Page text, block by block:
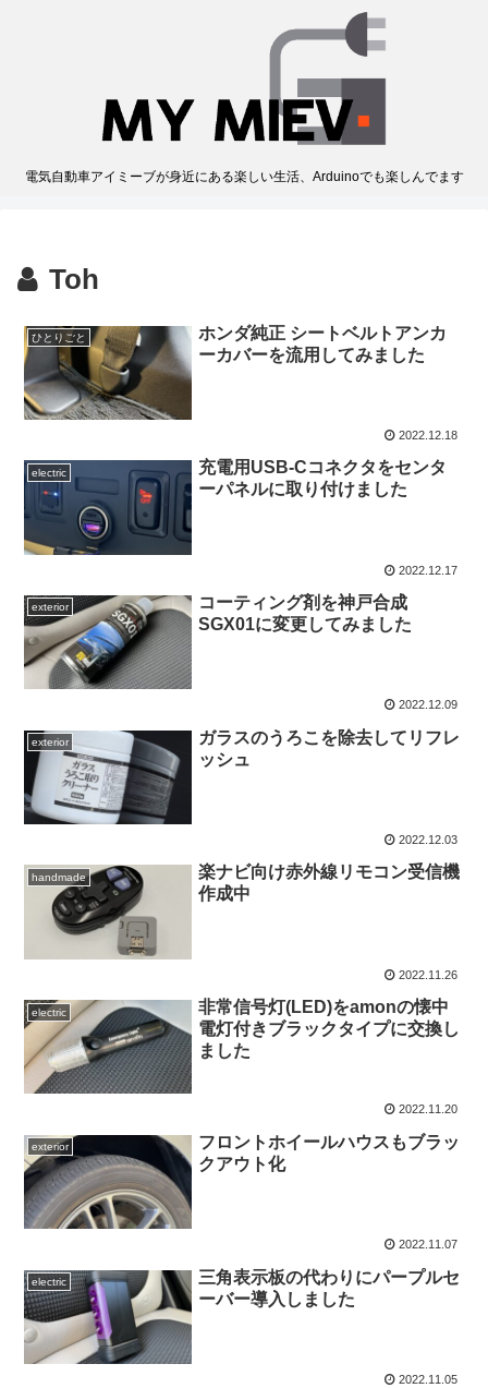
電気自動車アイミーブが身近にある楽しい生活、Arduinoでも楽しんでます
Toh
ひとりごと
ホンダ純正 シートベルトアンカ
ーカバーを流用してみました
2022.12.18
electric
充電用USB-Cコネクタをセンタ
ーパネルに取り付けました
2022.12.17
exterior
コーティング剤を神戸合成
SGX01に変更してみました
2022.12.09
exterior
ガラスのうろこを除去してリフレ
ッシュ
2022.12.03
handmade
楽ナビ向け赤外線リモコン受信機
作成中
2022.11.26
electric
非常信号灯(LED)をamonの懐中
電灯付きブラックタイプに交換し
ました
2022.11.20
exterior
フロントホイールハウスもブラッ
クアウト化
2022.11.07
electric
三角表示板の代わりにパープルセ
ーバー導入しました
2022.11.05